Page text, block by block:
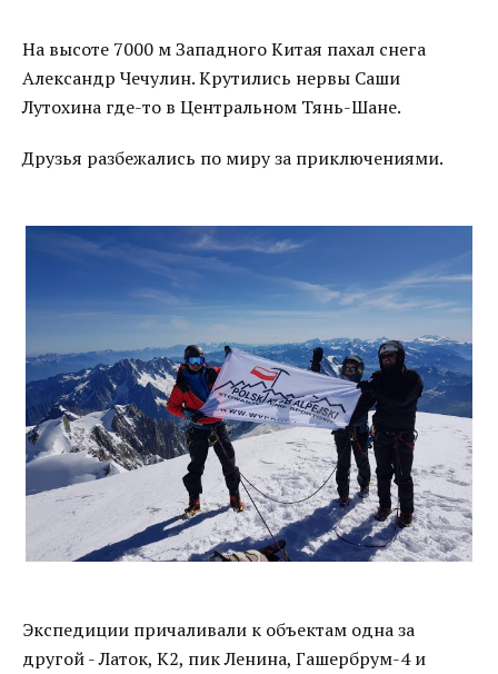
На высоте 7000 м Западного Китая пахал снега
Александр Чечулин. Крутились нервы Саши
Лутохина где-то в Центральном Тянь-Шане.
Друзья разбежались по миру за приключениями.
Экспедиции причаливали к объектам одна за
другой - Латок, К2, пик Ленина, Гашербрум-4 и